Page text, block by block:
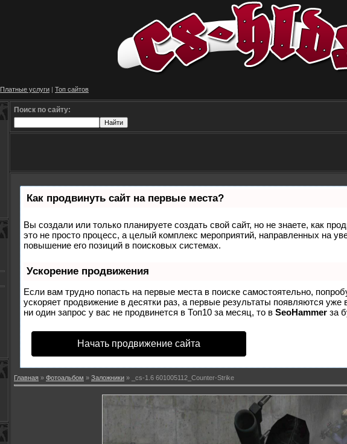
Платные услуги | Топ сайтов
Поиск по сайту:
Как продвинуть сайт на первые места?
Вы создали или только планируете создать свой сайт, но не знаете, как
это не просто процесс, а целый комплекс мероприятий, направленных на
повышение его позиций в поисковых системах.
Ускорение продвижения
Если вам трудно попасть на первые места в поиске самостоятельно,
ускоряет продвижение в десятки раз, а первые результаты появляются
ни один запрос у вас не продвинется в Топ10 за месяц, то в SeoHammer за
Начать продвижение сайта
Главная » Фотоальбом » Заложники » _cs-1.6 601005112_Counter-Strike